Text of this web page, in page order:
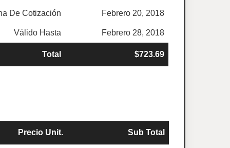
De Cotización Febrero 20, 2018
Válido Hasta Febrero 28, 2018
Total $723.69
Precio Unit. Sub Total